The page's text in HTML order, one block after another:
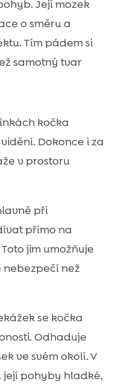
Její mozek
o směru a
Tím pádem si
samotný tvar
kočka
Dokonce i za
v prostoru
při
přímo na
jim umožňuje
než
se kočka
Odhaduje
ve svém okolí. V
její pohyby hladké,